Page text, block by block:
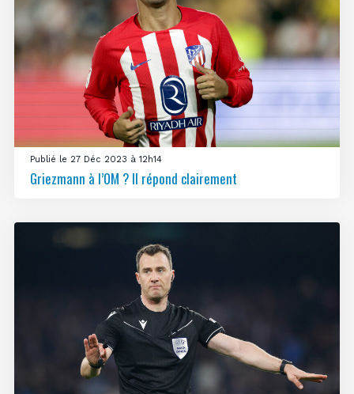
Publié le 27 Déc 2023 à 12h14
Griezmann à l’OM ? Il répond clairement